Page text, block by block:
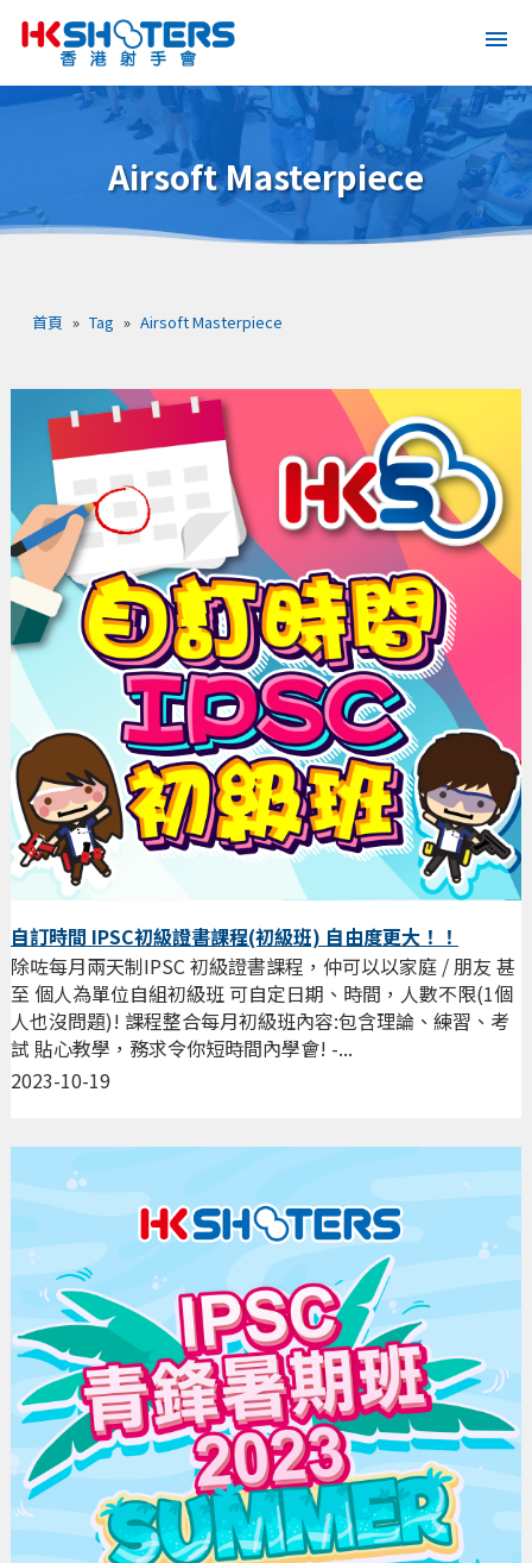
Airsoft Masterpiece
首頁 » Tag » Airsoft Masterpiece
自訂時間 IPSC初級證書課程(初級班) 自由度更大！！
2023-10-19
除咗每月兩天制IPSC 初級證書課程，仲可以以家庭 / 朋友 甚
至 個人為單位自組初級班 可自定日期、時間，人數不限(1個
人也沒問題)! 課程整合每月初級班內容:包含理論、練習、考
試 貼心教學，務求令你短時間內學會! -...